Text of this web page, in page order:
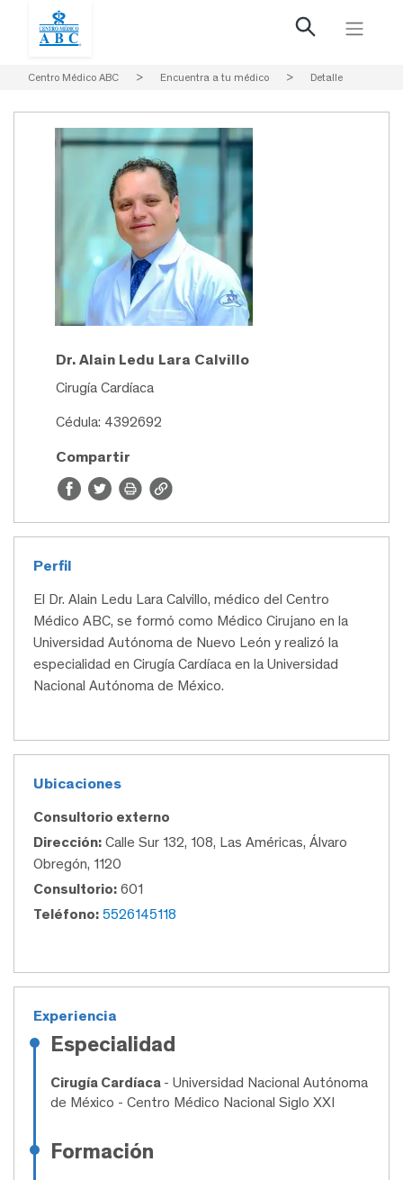
Centro Médico ABC > Encuentra a tu médico > Detalle
Dr. Alain Ledu Lara Calvillo
Cirugía Cardíaca
Cédula: 4392692
Compartir
Perfil
El Dr. Alain Ledu Lara Calvillo, médico del Centro
Médico ABC, se formó como Médico Cirujano en la
Universidad Autónoma de Nuevo León y realizó la
especialidad en Cirugía Cardíaca en la Universidad
Nacional Autónoma de México.
Ubicaciones
Consultorio externo
Dirección: Calle Sur 132, 108, Las Américas, Álvaro
Obregón, 1120
Consultorio: 601
Teléfono: 5526145118
Experiencia
Especialidad
Cirugía Cardíaca - Universidad Nacional Autónoma
de México - Centro Médico Nacional Siglo XXI
Formación